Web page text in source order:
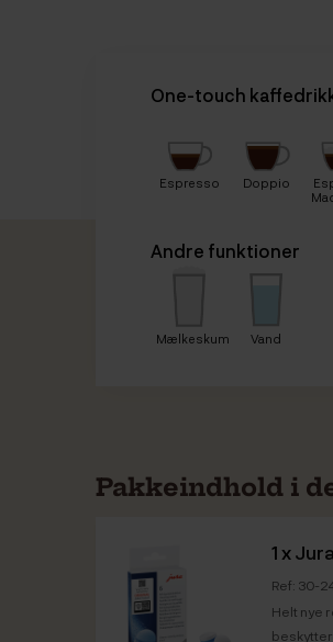
One-touch
Espresso Doppio
Andre funktioner
Mælkeskum Vand
Pakkeindhold i
1 x
Ref: 30-
Helt nye
beskytter